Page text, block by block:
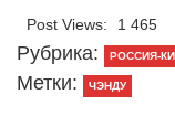
Post Views: 1 465
Рубрика: РОССИЯ-
Метки: ЧЭНДУ